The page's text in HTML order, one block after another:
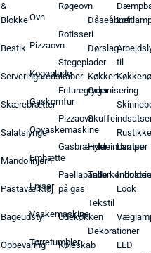
&
Blokke
Bestik
Serveringsredskaber
Skærebrætter
Salatslynger
Mandolinjern
Pastaværktøj
Bageudstyr
Opbevaring
Ovn
Pizzaovn
Kogeplade
Gaskomfur
Opvaskemaskine
Emhætte
Fryser
Vaskemaskine
Tørretumbler
Røgeovn
Rotisseri
Stegeplader
Frituregryder
Pizzaovn
Gasbrænder
Paellapande
på gas
Udekøkken
Køleskab
Dåseåbner
Dørslag
Køkken
Organisering
Hyldeindsatser
Tekstil
Dekorationer
til
Rustikke
Lamper
Look
LED